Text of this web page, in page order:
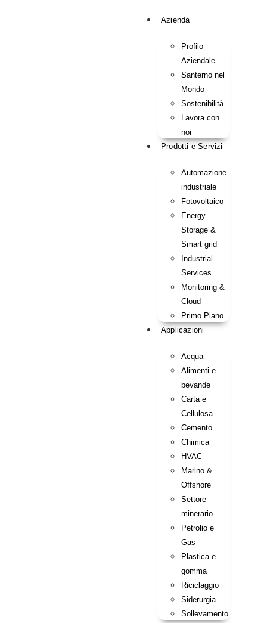
Azienda
Profilo
Aziendale
Santerno nel
Mondo
Sostenibilità
Lavora con
noi
Prodotti e Servizi
Automazione
industriale
Fotovoltaico
Energy
Storage &
Smart grid
Industrial
Services
Monitoring &
Cloud
Primo Piano
Applicazioni
Acqua
Alimenti e
bevande
Carta e
Cellulosa
Cemento
Chimica
HVAC
Marino &
Offshore
Settore
minerario
Petrolio e
Gas
Plastica e
gomma
Riciclaggio
Siderurgia
Sollevamento